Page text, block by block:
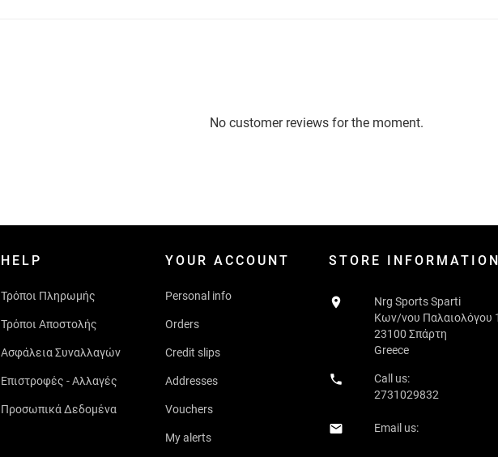
No customer reviews for the moment.
HELP
Τρόποι Πληρωμής
Τρόποι Αποστολής
Ασφάλεια Συναλλαγών
Επιστροφές - Αλλαγές
Προσωπικά Δεδομένα
YOUR ACCOUNT
Personal info
Orders
Credit slips
Addresses
Vouchers
My alerts
STORE INFORMATION

Nrg Sports Sparti
Κων/νου Παλαιολόγου
23100 Σπάρτη
Greece

Call us:
2731029832
 Email us: